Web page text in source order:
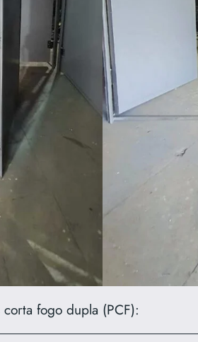
fogo dupla (PCF):